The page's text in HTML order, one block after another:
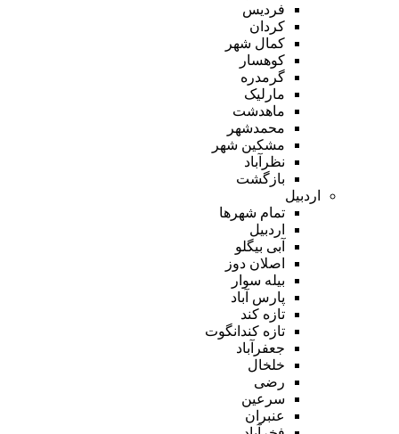
فردیس
کردان
کمال شهر
کوهسار
گرمدره
مارلیک
ماهدشت
محمدشهر
مشکین شهر
نظرآباد
بازگشت
اردبیل
تمام شهر‌ها
اردبیل
آبی بیگلو
اصلان دوز
بیله سوار
پارس آباد
تازه کند
تازه کندانگوت
جعفرآباد
خلخال
رضی
سرعین
عنبران